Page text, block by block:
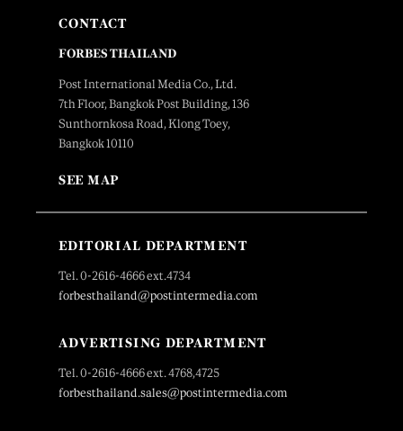
CONTACT
FORBES THAILAND
Post International Media Co., Ltd.
7th Floor, Bangkok Post Building, 136
Sunthornkosa Road, Klong Toey,
Bangkok 10110
SEE MAP
EDITORIAL DEPARTMENT
Tel. 0-2616-4666 ext.4734
forbesthailand@postintermedia.com
ADVERTISING DEPARTMENT
Tel. 0-2616-4666 ext. 4768,4725
forbesthailand.sales@postintermedia.com